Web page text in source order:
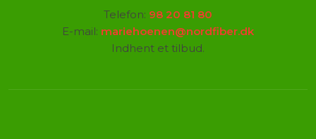
Telefon: 98 20 81 80
E-mail: mariehoenen@nordfiber.dk
Indhent et tilbud.